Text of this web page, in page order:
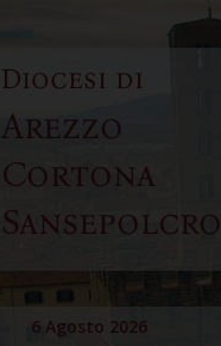
Diocesi di
Arezzo
Cortona
Sansepolcro
6 Agosto 2026